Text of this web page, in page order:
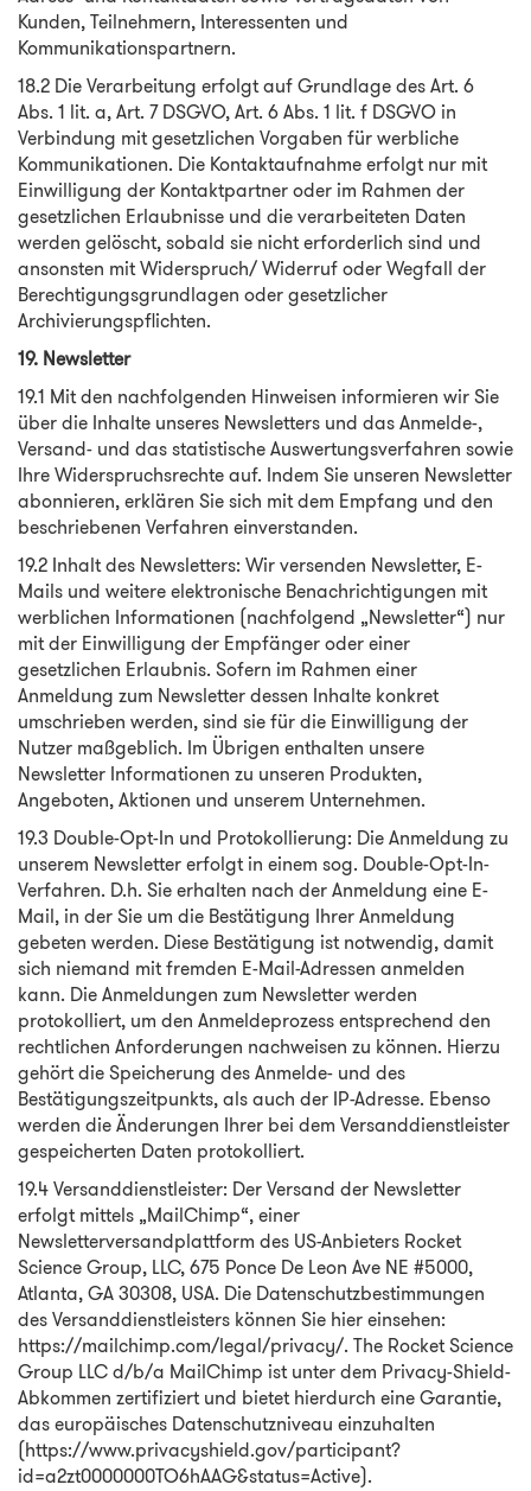
Kunden, Teilnehmern, Interessenten und
Kommunikationspartnern.
18.2 Die Verarbeitung erfolgt auf Grundlage des Art. 6
Abs. 1 lit. a, Art. 7 DSGVO, Art. 6 Abs. 1 lit. f DSGVO in
Verbindung mit gesetzlichen Vorgaben für werbliche
Kommunikationen. Die Kontaktaufnahme erfolgt nur mit
Einwilligung der Kontaktpartner oder im Rahmen der
gesetzlichen Erlaubnisse und die verarbeiteten Daten
werden gelöscht, sobald sie nicht erforderlich sind und
ansonsten mit Widerspruch/ Widerruf oder Wegfall der
Berechtigungsgrundlagen oder gesetzlicher
Archivierungspflichten.
19. Newsletter
19.1 Mit den nachfolgenden Hinweisen informieren wir Sie
über die Inhalte unseres Newsletters und das Anmelde-,
Versand- und das statistische Auswertungsverfahren sowie
Ihre Widerspruchsrechte auf. Indem Sie unseren Newsletter
abonnieren, erklären Sie sich mit dem Empfang und den
beschriebenen Verfahren einverstanden.
19.2 Inhalt des Newsletters: Wir versenden Newsletter, E-
Mails und weitere elektronische Benachrichtigungen mit
werblichen Informationen (nachfolgend „Newsletter“) nur
mit der Einwilligung der Empfänger oder einer
gesetzlichen Erlaubnis. Sofern im Rahmen einer
Anmeldung zum Newsletter dessen Inhalte konkret
umschrieben werden, sind sie für die Einwilligung der
Nutzer maßgeblich. Im Übrigen enthalten unsere
Newsletter Informationen zu unseren Produkten,
Angeboten, Aktionen und unserem Unternehmen.
19.3 Double-Opt-In und Protokollierung: Die Anmeldung zu
unserem Newsletter erfolgt in einem sog. Double-Opt-In-
Verfahren. D.h. Sie erhalten nach der Anmeldung eine E-
Mail, in der Sie um die Bestätigung Ihrer Anmeldung
gebeten werden. Diese Bestätigung ist notwendig, damit
sich niemand mit fremden E-Mail-Adressen anmelden
kann. Die Anmeldungen zum Newsletter werden
protokolliert, um den Anmeldeprozess entsprechend den
rechtlichen Anforderungen nachweisen zu können. Hierzu
gehört die Speicherung des Anmelde- und des
Bestätigungszeitpunkts, als auch der IP-Adresse. Ebenso
werden die Änderungen Ihrer bei dem Versanddienstleister
gespeicherten Daten protokolliert.
19.4 Versanddienstleister: Der Versand der Newsletter
erfolgt mittels „MailChimp“, einer
Newsletterversandplattform des US-Anbieters Rocket
Science Group, LLC, 675 Ponce De Leon Ave NE #5000,
Atlanta, GA 30308, USA. Die Datenschutzbestimmungen
des Versanddienstleisters können Sie hier einsehen:
https://mailchimp.com/legal/privacy/. The Rocket Science
Group LLC d/b/a MailChimp ist unter dem Privacy-Shield-
Abkommen zertifiziert und bietet hierdurch eine Garantie,
das europäisches Datenschutzniveau einzuhalten
(https://www.privacyshield.gov/participant?
id=a2zt0000000TO6hAAG&status=Active).